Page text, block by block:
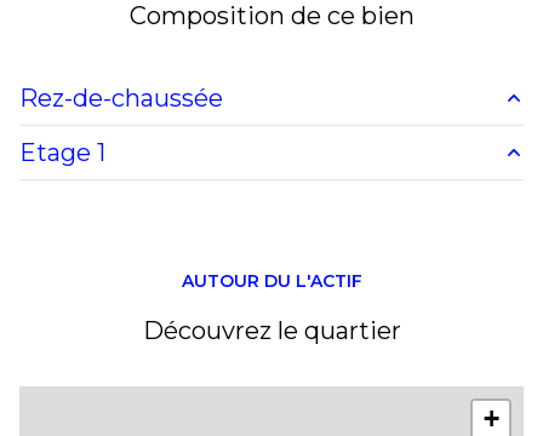
Composition de ce bien
Rez-de-chaussée
entrepot
Etage 1
AUTOUR DU L'ACTIF
Découvrez le quartier
+